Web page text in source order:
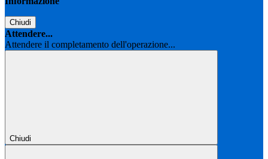
Chiudi
Attendere...
Attendere il completamento dell'operazione...
Chiudi